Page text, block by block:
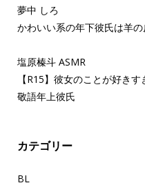
夢中 しろ
かわいい系の年下彼氏は羊
塩原榛斗 ASMR
【R15】彼女のことが好き
敬語年上彼氏
カテゴリー
BL